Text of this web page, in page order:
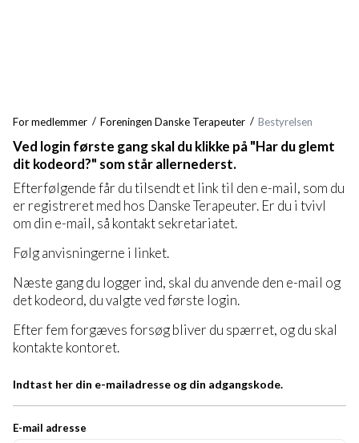
For medlemmer Foreningen Danske Terapeuter Bestyrelsen
Ved login første gang skal du klikke på "Har du glemt
dit kodeord?" som står allernederst.
Efterfølgende får du tilsendt et link til den e-mail, som du
er registreret med hos Danske Terapeuter. Er du i tvivl
om din e-mail, så kontakt sekretariatet.
Følg anvisningerne i linket.
Næste gang du logger ind, skal du anvende den e-mail og
det kodeord, du valgte ved første login.
Efter fem forgæves forsøg bliver du spærret, og du skal
kontakte kontoret.
Indtast her din e-mailadresse og din adgangskode.
E-mail adresse